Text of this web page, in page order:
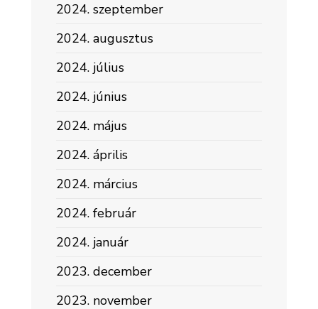
2024. szeptember
2024. augusztus
2024. július
2024. június
2024. május
2024. április
2024. március
2024. február
2024. január
2023. december
2023. november